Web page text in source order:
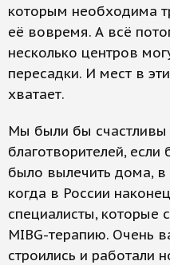
которым необходима
её вовремя. А всё
несколько центров
пересадки. И мест в
хватает.
Мы были бы счастливы
благотворителей,
было вылечить дома,
когда в России
специалисты, которые
MIBG-терапию. Очень
строились и работали